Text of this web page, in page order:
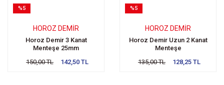
%5
HOROZ DEMIR
Horoz Demir 3 Kanat
Menteşe 25mm
150,00 TL
142,50 TL
%5
HOROZ DEMIR
Horoz Demir Uzun 2 Kanat
Menteşe
135,00 TL
128,25 TL